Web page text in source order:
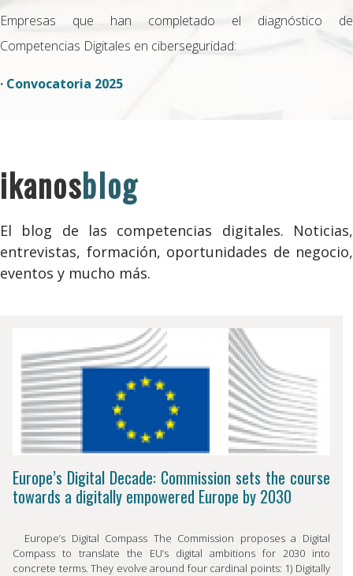
Empresas que han completado el diagnóstico de
Competencias Digitales en ciberseguridad:
· Convocatoria 2025
ikanosblog
El blog de las competencias digitales. Noticias,
entrevistas, formación, oportunidades de negocio,
eventos y mucho más.
Europe’s Digital Decade: Commission sets the course
towards a digitally empowered Europe by 2030
Europe’s Digital Compass The Commission proposes a Digital
Compass to translate the EUʼs digital ambitions for 2030 into
concrete terms. They evolve around four cardinal points: 1) Digitally